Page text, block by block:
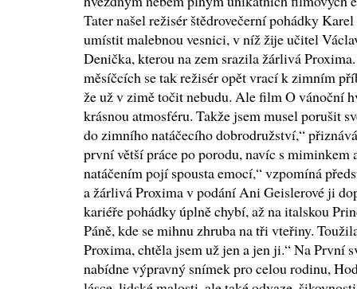
Tater našel režisér štědrovečerní pohádky
umístit malebnou vesnici, v níž žije učitel
Denička, kterou na zem srazila žárlivá
měsíčcích se tak režisér opět vrací k zimním
že už v zimě točit nebudu. Ale film O vánoční
krásnou atmosféru. Takže jsem musel porušit
do zimního natáčecího dobrodružství,“
první větší práce po porodu, navíc s miminkem
natáčením pojí spousta emocí,“ vzpomíná
a žárlivá Proxima v podání Ani Geislerové ji
kariéře pohádky úplně chybí, až na italskou
Páně, kde se mihnu zhruba na tři vteřiny.
Proxima, chtěla jsem už jen a jen ji.“ Na První
nabídne výpravný snímek pro celou rodinu,